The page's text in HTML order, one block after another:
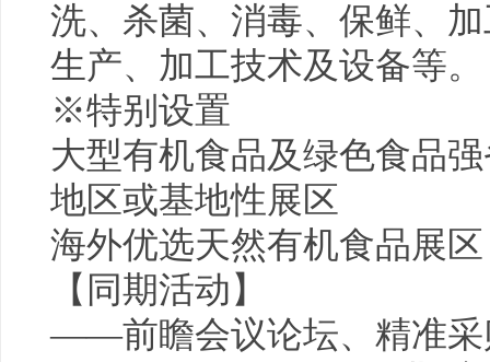
洗、杀菌、消毒、保鲜、
生产、加工技术及设备等。
※特别设置
大型有机食品及绿色食品
地区或基地性展区
海外优选天然有机食品展区
【同期活动】
——前瞻会议论坛、精准采